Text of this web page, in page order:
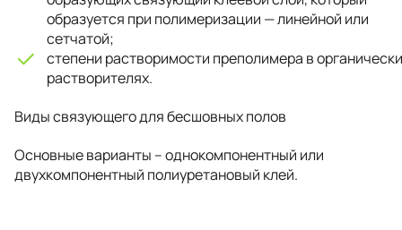
образуется при полимеризации — линейной или
сетчатой;
степени растворимости преполимера в
растворителях.
Виды связующего для бесшовных полов
Основные варианты – однокомпонентный или
двухкомпонентный полиуретановый клей.